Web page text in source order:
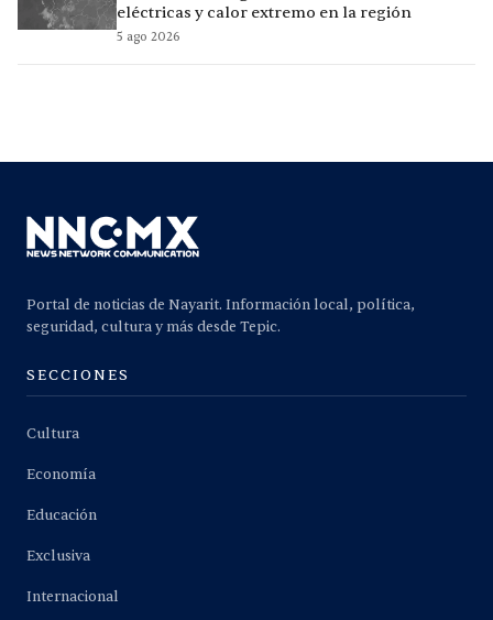
eléctricas y calor extremo en la región
5 ago 2026
Portal de noticias de Nayarit. Información local, política,
seguridad, cultura y más desde Tepic.
SECCIONES
Cultura
Economía
Educación
Exclusiva
Internacional